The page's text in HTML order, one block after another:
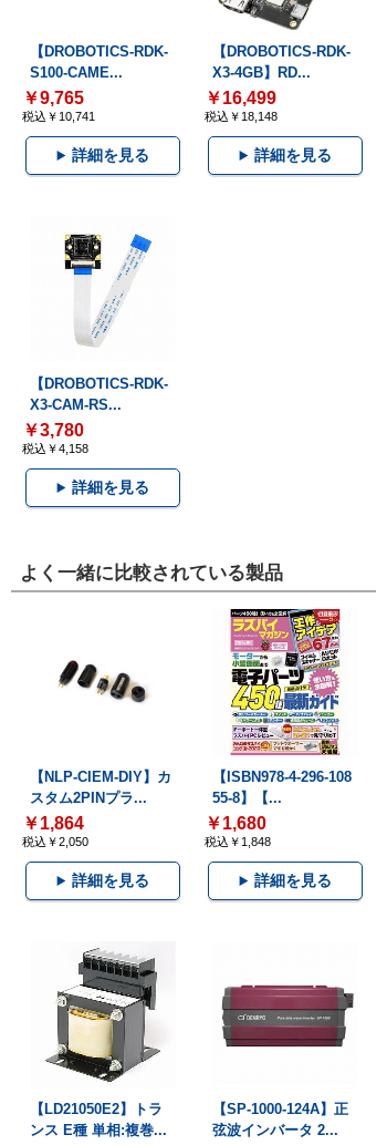
【DROBOTICS-RDK-
S100-CAME...
￥9,765
税込￥10,741
詳細を見る
【DROBOTICS-RDK-
X3-4GB】RD...
￥16,499
税込￥18,148
詳細を見る
【DROBOTICS-RDK-
X3-CAM-RS...
￥3,780
税込￥4,158
詳細を見る
よく一緒に比較されている製品
【NLP-CIEM-DIY】カ
スタム2PINプラ...
￥1,864
税込￥2,050
詳細を見る
【ISBN978-4-296-108
55-8】【...
￥1,680
税込￥1,848
詳細を見る
【LD21050E2】トラ
ンス E種 単相:複巻...
【SP-1000-124A】正
弦波インバータ 2...